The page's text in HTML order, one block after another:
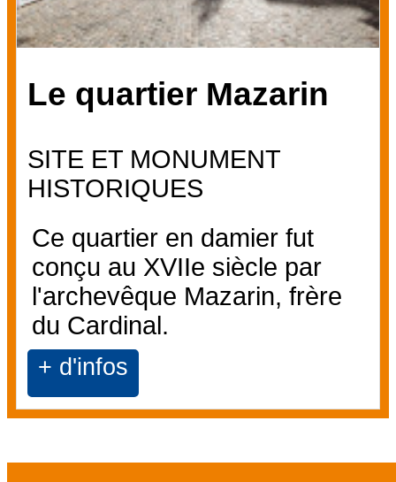
Le quartier Mazarin
SITE ET MONUMENT
HISTORIQUES
Ce quartier en damier fut
conçu au XVIIe siècle par
l'archevêque Mazarin, frère
du Cardinal.
+ d'infos